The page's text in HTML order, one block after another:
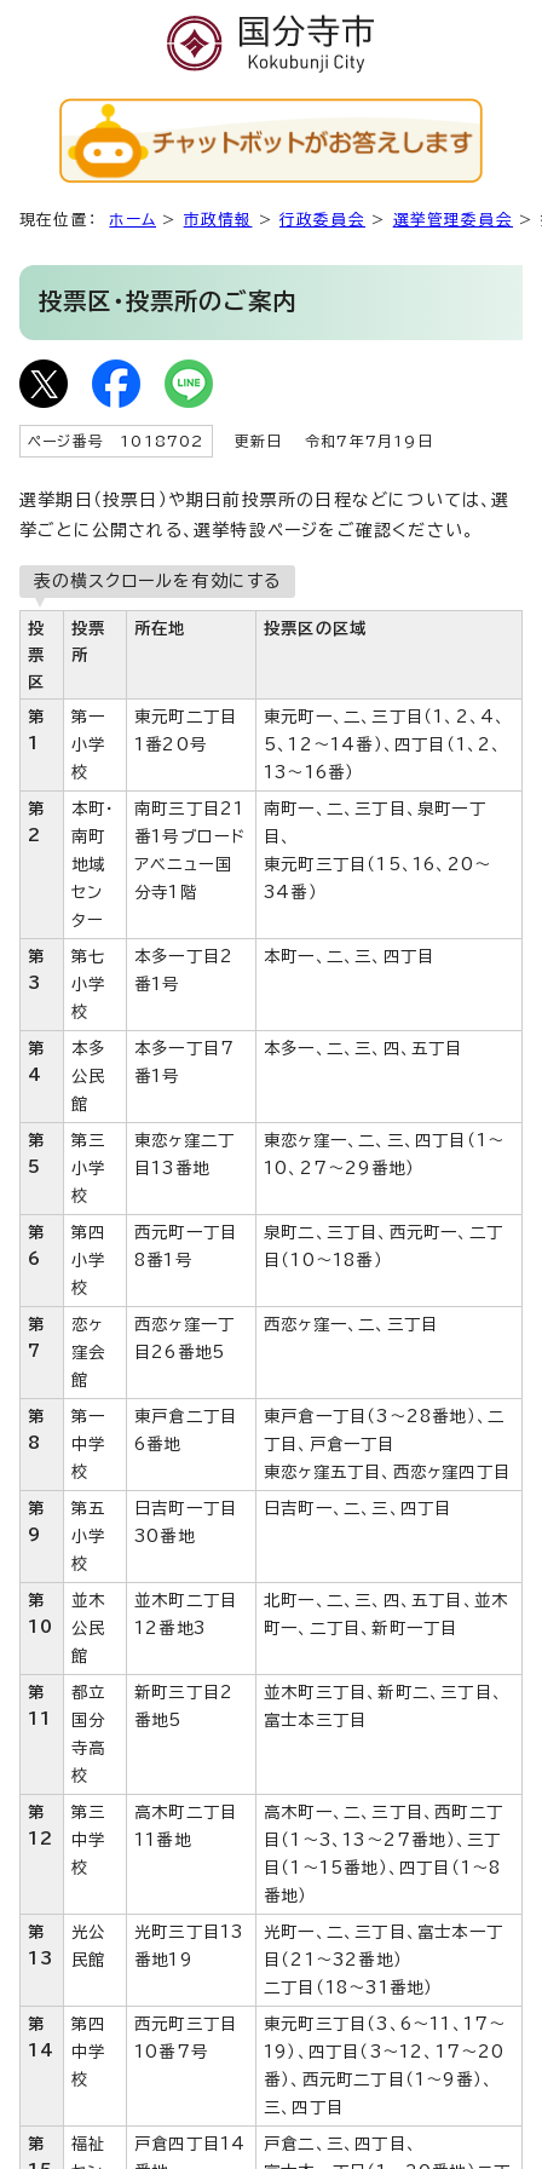
現在位置： ホーム > 市政情報 >行政委員会 > 選挙管理委員会 >
投票区・投票所のご案内
ページ番号 1018702 更新日 令和7年7月19日
選挙期日（投票日）や期日前投票所の日程などについては、選
挙ごとに公開される、選挙特設ページをご確認ください。
表の横スクロールを有効にする
投
票
区
投票
所
所在地 投票区の区域
第
1
第一
小学
校
東元町二丁目
1番20号
東元町一、二、三丁目（1、2、4、
5、12～14番）、四丁目（1、2、
13～16番）
第
2
本町・
南町
地域
セン
ター
南町三丁目21
番1号ブロード
アベニュー国
分寺1階
南町一、二、三丁目、泉町一丁
目、
東元町三丁目（15、16、20～
34番）
第
3
第七
小学
校
本多一丁目2
番1号
本町一、二、三、四丁目
第
4
本多
公民
館
本多一丁目7
番1号
本多一、二、三、四、五丁目
第
5
第三
小学
校
東恋ヶ窪二丁
目13番地
東恋ヶ窪一、二、三、四丁目（1～
10、27～29番地）
第
6
第四
小学
校
西元町一丁目
8番1号
泉町二、三丁目、西元町一、二丁
目（10～18番）
第
7
恋ヶ
窪会
館
西恋ヶ窪一丁
目26番地5
西恋ヶ窪一、二、三丁目
第
8
第一
中学
校
東戸倉二丁目
6番地
東戸倉一丁目（3～28番地）、二
丁目、戸倉一丁目
東恋ヶ窪五丁目、西恋ヶ窪四丁目
第
9
第五
小学
校
日吉町一丁目
30番地
日吉町一、二、三、四丁目
第
10
並木
公民
館
並木町二丁目
12番地3
北町一、二、三、四、五丁目、並木
町一、二丁目、新町一丁目
第
11
都立
国分
寺高
校
新町三丁目2
番地5
並木町三丁目、新町二、三丁目、
富士本三丁目
第
12
第三
中学
校
高木町二丁目
11番地
高木町一、二、三丁目、西町二丁
目（1～3、13～27番地）、三丁
目（1～15番地）、四丁目（1～8
番地）
第
13
光公
民館
光町三丁目13
番地19
光町一、二、三丁目、富士本一丁
目（21～32番地）
二丁目（18～31番地）
第
14
第四
中学
校
西元町三丁目
10番7号
東元町三丁目（3、6～11、17～
19）、四丁目（3～12、17～20
番）、西元町二丁目（1～9番）、
三、四丁目
第
福祉
戸倉四丁目14
戸倉二、三、四丁目、